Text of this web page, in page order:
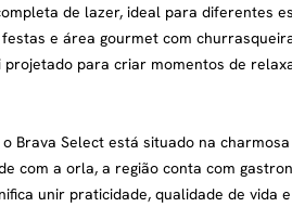
de lazer, ideal para diferentes
e área gourmet com
para criar momentos de
Brava Select está situado na
com a orla, a região conta com
unir praticidade, qualidade de vida